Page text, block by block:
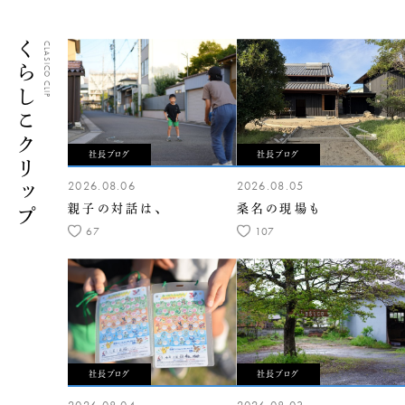
くらしこクリップCLASICO CLIP
社長ブログ
2026.08.06
親子の対話は、
67
社長ブログ
2026.08.05
桑名の現場も
107
社長ブログ 社長ブログ